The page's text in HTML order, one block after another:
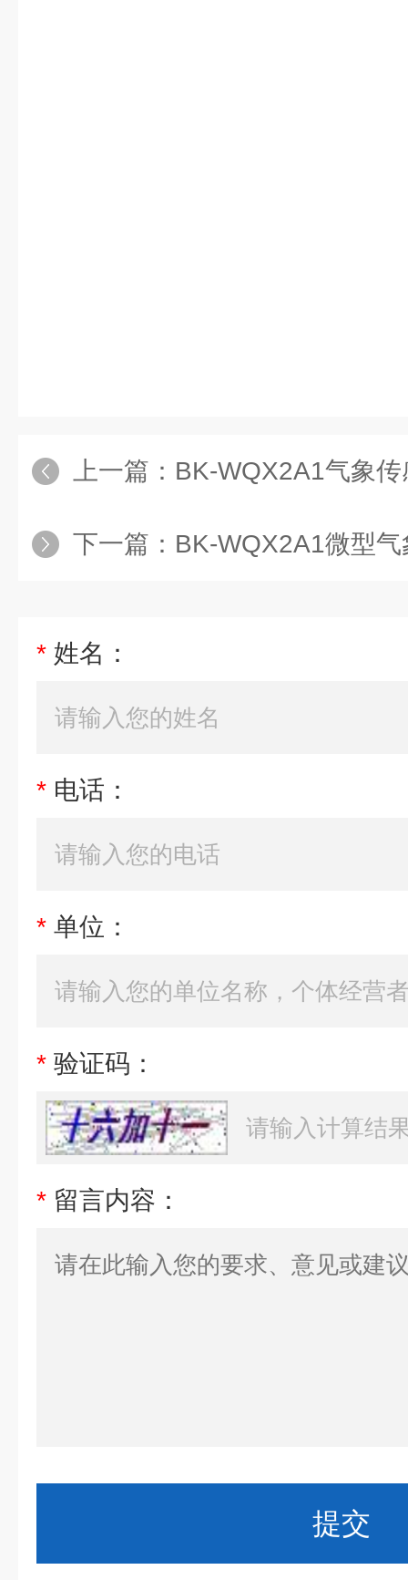
上一篇： BK-WQX2A1气象
下一篇： BK-WQX2A1微型
* 姓名：
* 电话：
* 单位：
* 验证码：
* 留言内容：